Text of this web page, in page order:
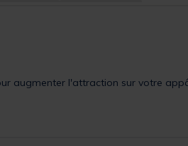
augmenter l'attraction sur votre